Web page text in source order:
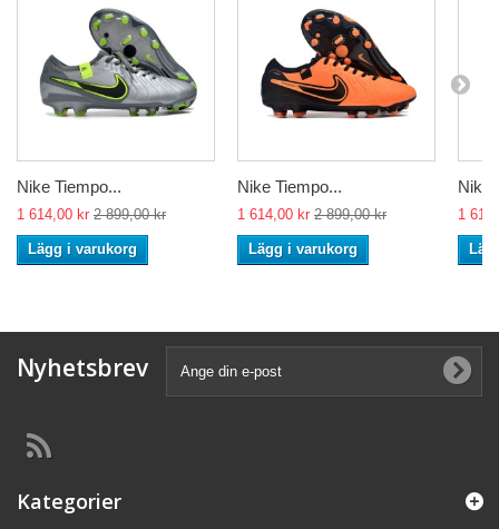
Nike Tiempo...
1 614,00 kr 2 899,00 kr
Lägg i varukorg
Nike Tiempo...
1 614,00 kr 2 899,00 kr
Lägg i varukorg
Nike
1
Nyhetsbrev
Kategorier